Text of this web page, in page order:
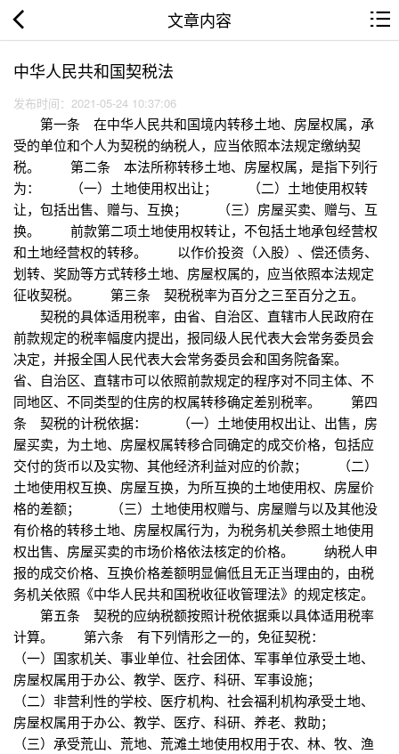
文章内容
中华人民共和国契税法
发布时间：2021-05-24 10:37:06
第一条 在中华人民共和国境内转移土地、房屋权属，承
受的单位和个人为契税的纳税人，应当依照本法规定缴纳契
税。 第二条 本法所称转移土地、房屋权属，是指下列行
为： （一）土地使用权出让； （二）土地使用权转
让，包括出售、赠与、互换； （三）房屋买卖、赠与、互
换。 前款第二项土地使用权转让，不包括土地承包经营权
和土地经营权的转移。 以作价投资（入股）、偿还债务、
划转、奖励等方式转移土地、房屋权属的，应当依照本法规定
征收契税。 第三条 契税税率为百分之三至百分之五。
契税的具体适用税率，由省、自治区、直辖市人民政府在
前款规定的税率幅度内提出，报同级人民代表大会常务委员会
决定，并报全国人民代表大会常务委员会和国务院备案。
省、自治区、直辖市可以依照前款规定的程序对不同主体、不
同地区、不同类型的住房的权属转移确定差别税率。 第四
条 契税的计税依据： （一）土地使用权出让、出售，房
屋买卖，为土地、房屋权属转移合同确定的成交价格，包括应
交付的货币以及实物、其他经济利益对应的价款； （二）
土地使用权互换、房屋互换，为所互换的土地使用权、房屋价
格的差额； （三）土地使用权赠与、房屋赠与以及其他没
有价格的转移土地、房屋权属行为，为税务机关参照土地使用
权出售、房屋买卖的市场价格依法核定的价格。 纳税人申
报的成交价格、互换价格差额明显偏低且无正当理由的，由税
务机关依照《中华人民共和国税收征收管理法》的规定核定。
第五条 契税的应纳税额按照计税依据乘以具体适用税率
计算。 第六条 有下列情形之一的，免征契税：
（一）国家机关、事业单位、社会团体、军事单位承受土地、
房屋权属用于办公、教学、医疗、科研、军事设施；
（二）非营利性的学校、医疗机构、社会福利机构承受土地、
房屋权属用于办公、教学、医疗、科研、养老、救助；
（三）承受荒山、荒地、荒滩土地使用权用于农、林、牧、渔